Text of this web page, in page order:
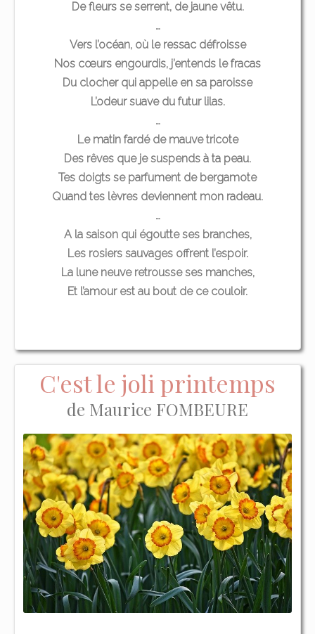
De fleurs se serrent, de jaune vêtu.
…
Vers l’océan, où le ressac défroisse
Nos cœurs engourdis, j’entends le fracas
Du clocher qui appelle en sa paroisse
L’odeur suave du futur lilas.
…
Le matin fardé de mauve tricote
Des rêves que je suspends à ta peau.
Tes doigts se parfument de bergamote
Quand tes lèvres deviennent mon radeau.
…
A la saison qui égoutte ses branches,
Les rosiers sauvages offrent l’espoir.
La lune neuve retrousse ses manches,
Et l’amour est au bout de ce couloir.
C'est le joli printemps
de Maurice FOMBEURE